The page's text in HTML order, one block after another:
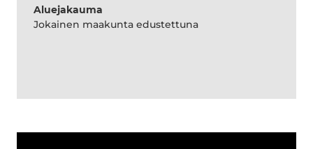
Aluejakauma
Jokainen maakunta edustettuna